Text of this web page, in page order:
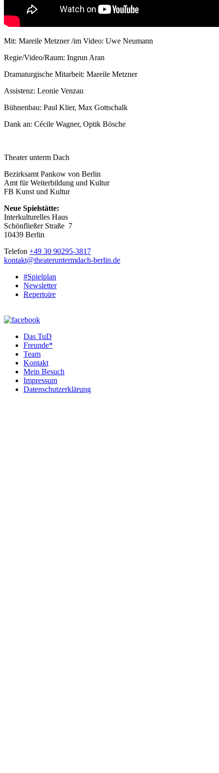
Mit: Mareile Metzner /im Video: Uwe Neumann
Regie/Video/Raum: Ingrun Aran
Dramaturgische Mitarbeit: Mareile Metzner
Assistenz: Leonie Venzau
Bühnenbau: Paul Klier, Max Gottschalk
Dank an: Cécile Wagner, Optik Bösche
Theater unterm Dach
Bezirksamt Pankow von Berlin
Amt für Weiterbildung und Kultur
FB Kunst und Kultur
Neue Spielstätte:
Interkulturelles Haus
Schönfließer Straße 7
10439 Berlin
Telefon +49 30 90295-3817
kontakt@theateruntermdach-berlin.de
#Spielplan
Newsletter
Repertoire
Das TuD
Freunde*
Team
Kontakt
Mein Besuch
Impressum
Datenschutzerklärung